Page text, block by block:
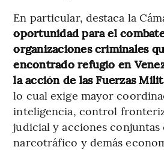
En particular, destaca la
oportunidad para el
organizaciones criminales
encontrado refugio en
la acción de las Fuerzas
lo cual exige mayor
inteligencia, control
judicial y acciones
narcotráfico y demás